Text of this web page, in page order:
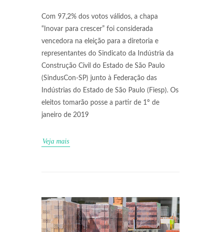
Com 97,2% dos votos válidos, a chapa
“Inovar para crescer” foi considerada
vencedora na eleição para a diretoria e
representantes do Sindicato da Indústria da
Construção Civil do Estado de São Paulo
(SindusCon-SP) junto à Federação das
Indústrias do Estado de São Paulo (Fiesp). Os
eleitos tomarão posse a partir de 1º de
janeiro de 2019
Veja mais